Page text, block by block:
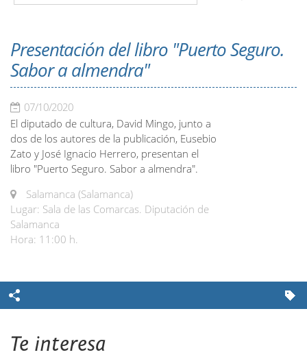
Presentación del libro "Puerto Seguro.
Sabor a almendra"
07/10/2020
El diputado de cultura, David Mingo, junto a
dos de los autores de la publicación, Eusebio
Zato y José Ignacio Herrero, presentan el
libro "Puerto Seguro. Sabor a almendra".
Salamanca (Salamanca)
Lugar: Sala de las Comarcas. Diputación de
Salamanca
Hora: 11:00 h.
Te interesa